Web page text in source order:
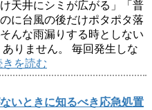
け天井にシミが広がる」「普
に台風の後だけポタポタ落
んな雨漏りする時としない
りません。 毎回発生しな
きを読む
いときに知るべき応急処置